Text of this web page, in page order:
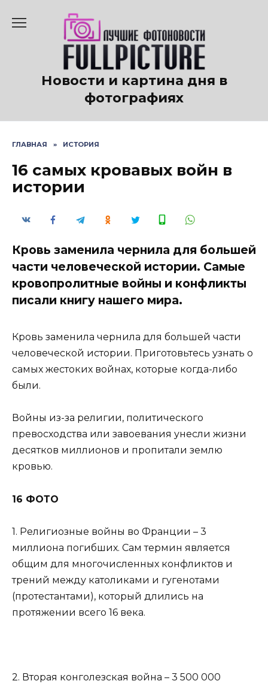
содержанию
Новости и картина дня в
фотографиях
ГЛАВНАЯ » ИСТОРИЯ
16 самых кровавых войн в
истории
Кровь заменила чернила для большей
части человеческой истории. Самые
кровопролитные войны и конфликты
писали книгу нашего мира.
Кровь заменила чернила для большей части
человеческой истории. Приготовьтесь узнать о
самых жестоких войнах, которые когда-либо
были.
Войны из-за религии, политического
превосходства или завоевания унесли жизни
десятков миллионов и пропитали землю
кровью.
16 ФОТО
1. Религиозные войны во Франции – 3
миллиона погибших. Сам термин является
общим для многочисленных конфликтов и
трений между католиками и гугенотами
(протестантами), который длились на
протяжении всего 16 века.
2. Вторая конголезская война – 3 500 000